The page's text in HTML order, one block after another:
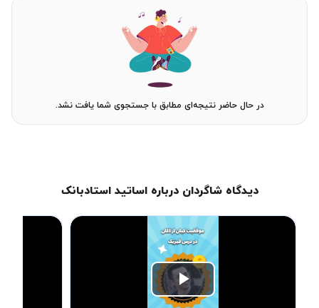
در حال حاضر نتیجه‌ای مطابق با جستجوی شما یافت نشد.
دیدگاه شاگردان درباره اساتید استادبانک
Play